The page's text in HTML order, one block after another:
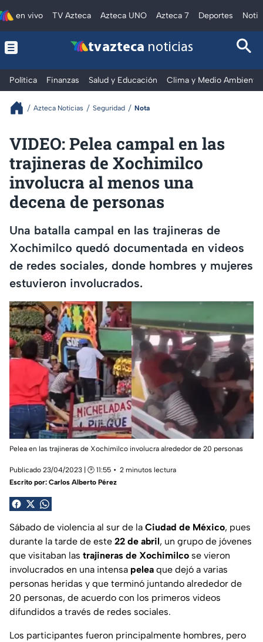
en vivo TV Azteca Azteca UNO Azteca 7 Deportes
tv azteca noticias
Política Finanzas Salud y Educación Clima y Medio Ambiente
Azteca Noticias Seguridad Nota
VIDEO: Pelea campal en las
trajineras de Xochimilco
involucra al menos una
decena de personas
Una batalla campal en las trajineras de
Xochimilco quedó documentada en videos
de redes sociales, donde hombres y mujeres
estuvieron involucrados.
Pelea en las trajineras de Xochimilco involucra alrededor de 20 personas
Publicado 23/04/2023 | 🕑 11:55
2 minutos lectura
Escrito por: Carlos Alberto Pérez
Sábado de violencia al sur de la Ciudad de México, pues
durante la tarde de este 22 de abril, un grupo de jóvenes
que visitaban las trajineras de Xochimilco se vieron
involucrados en una intensa pelea que dejó a varias
personas heridas y que terminó juntando alrededor de
20 personas, de acuerdo con los primeros videos
difundidos a través de redes sociales.
Los participantes fueron principalmente hombres, pero